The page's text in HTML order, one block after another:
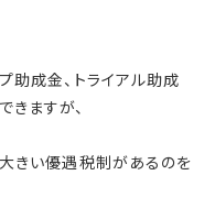
助成金、トライアル助成
ますが、
きい優遇税制があるのを